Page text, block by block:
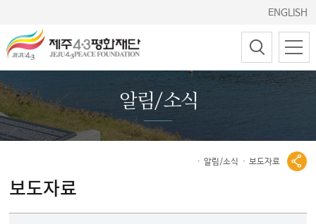
ENGLISH
알림/소식
알림/소식 보도자료
보도자료